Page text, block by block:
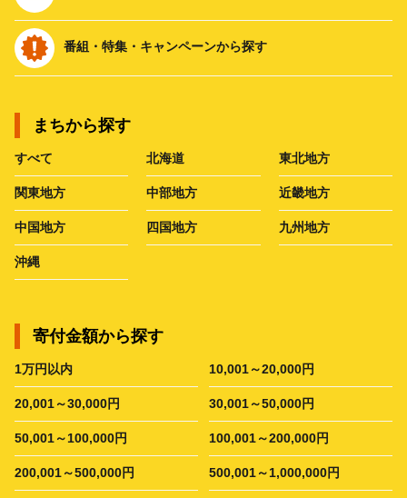
番組・特集・キャンペーンから探す
まちから探す
すべて 北海道 東北地方
関東地方 中部地方 近畿地方
中国地方 四国地方 九州地方
沖縄
寄付金額から探す
1万円以内 10,001～20,000円
20,001～30,000円 30,001～50,000円
50,001～100,000円 100,001～200,000円
200,001～500,000円 500,001～1,000,000円